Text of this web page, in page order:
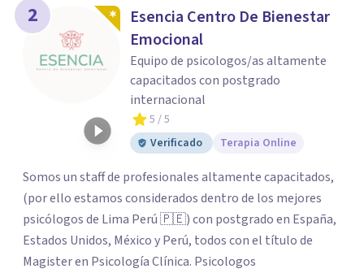
2
Esencia Centro De Bienestar
Emocional
Equipo de psicologos/as altamente
capacitados con postgrado
internacional
5 / 5
Verificado
Terapia Online
Somos un staff de profesionales altamente capacitados,
(por ello estamos considerados dentro de los mejores
psicólogos de Lima Perú 🇵🇪) con postgrado en España,
Estados Unidos, México y Perú, todos con el título de
Magister en Psicología Clínica. Psicologos